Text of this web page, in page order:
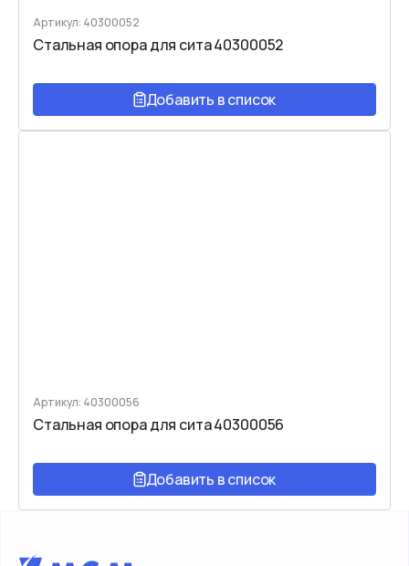
Артикул: 40300052
Стальная опора для сита 40300052
Добавить в список
Артикул: 40300056
Стальная опора для сита 40300056
Добавить в список